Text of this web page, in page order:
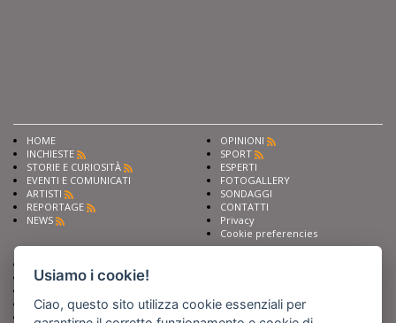
HOME
INCHIESTE
STORIE E CURIOSITÀ
EVENTI E COMUNICATI
ARTISTI
REPORTAGE
NEWS
OPINIONI
SPORT
ESPERTI
FOTOGALLERY
SONDAGGI
CONTATTI
Privacy
Cookie preferencies
Scrivi alla redazione
Sostieni Barinedita
Iscriviti al nostro corso di
Usiamo i cookie!
Ciao, questo sito utilizza cookie essenziali per